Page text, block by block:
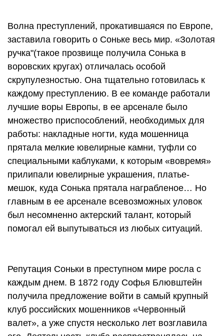
Волна преступлений, прокатившаяся по Европе,
заставила говорить о Соньке весь мир. «Золотая
ручка"(такое прозвище получила Сонька в
воровских кругах) отличалась особой
скрупулезностью. Она тщательно готовилась к
каждому преступлению. В ее команде работали
лучшие воры Европы, в ее арсенале было
множество приспособлений, необходимых для
работы: накладные ногти, куда мошенница
прятала мелкие ювелирные камни, туфли со
специальными каблуками, к которым «вовремя»
прилипали ювелирные украшения, платье-
мешок, куда Сонька прятала награбленое… Но
главным в ее арсенале всевозможных уловок
был несомненно актерский талант, который
помогал ей выпутываться из любых ситуаций.
Репутация Соньки в преступном мире росла с
каждым днем. В 1872 году Софья Блювштейн
получила предложение войти в самый крупный
клуб российских мошенников «Червонный
валет», а уже спустя несколько лет возглавила